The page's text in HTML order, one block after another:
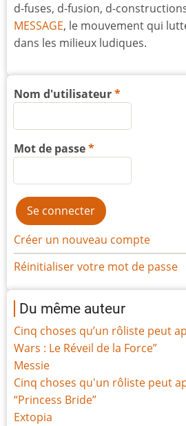
d-fuses, d-fusion, d-
MESSAGE, le mouvement qui
dans les milieux ludiques.
Nom d'utilisateur
Mot de passe
Créer un nouveau compte
Réinitialiser votre mot de passe
Du même auteur
Cinq choses qu’un rôliste peut
Wars : Le Réveil de la Force”
Messie
Cinq choses qu'un rôliste peut
“Princess Bride”
Extopia